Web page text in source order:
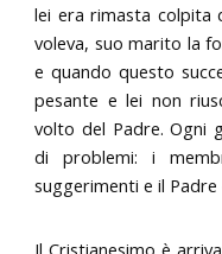
lei era rimasta colpita
voleva, suo marito la
e quando questo
pesante e lei non
volto del Padre. Ogni
di problemi: i
suggerimenti e il
Il Cristianesimo è